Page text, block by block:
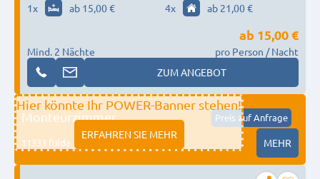
1x ab 15,00 € 4x ab 21,00 €
Mind. 2 Nächte
ab 15,00 €
pro Person / Nacht
ZUM ANGEBOT
Hier könnte Ihr POWER-Banner stehen!
ERFAHREN SIE MEHR
Monteurzimmer Preis auf Anfrage
11333 fulda MEHR